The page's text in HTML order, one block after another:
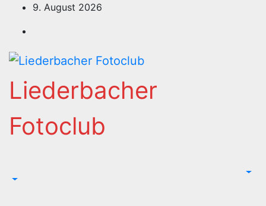
springen
9. August 2026
Liederbacher
Fotoclub